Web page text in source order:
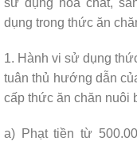
dụng trong thức ăn
1. Hành vi sử dụng
tuân thủ hướng dẫn
cấp thức ăn chăn nuôi
a) Phạt tiền từ